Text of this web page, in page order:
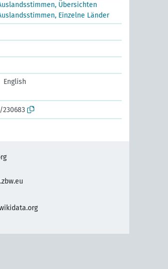
Übersichten
Einzelne Länder
English